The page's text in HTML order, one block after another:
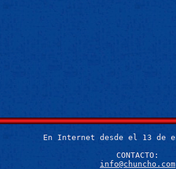
info@chuncho.com